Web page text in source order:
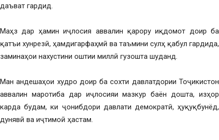
даъват гардид.
Маҳз дар ҳамин иҷлосия аввалин қарору иқдомот доир ба
қатъи хунрезӣ, ҳамдигарфаҳмӣ ва таъмини сулҳ қабул гардида,
заминаҳои нахустини оштии миллӣ гузошта шуданд.
Ман андешаҳои худро доир ба сохти давлатдории Тоҷикистон
аввалин маротиба дар иҷлосияи мазкур баён дошта, изҳор
карда будам, ки ҷонибдори давлати демократӣ, ҳуқуқбунёд,
дунявӣ ва иҷтимоӣ ҳастам.